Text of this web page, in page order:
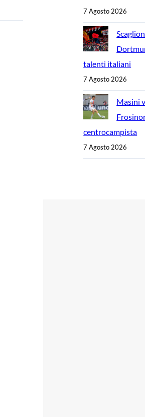
7 Agosto 2026
talenti italiani
7 Agosto 2026
Masini
centrocampista
7 Agosto 2026